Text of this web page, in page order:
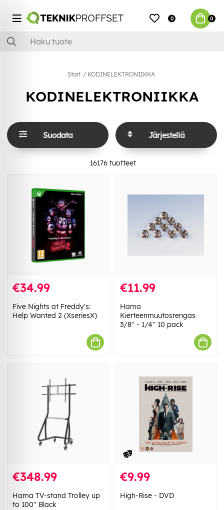
0 0
Start KODINELEKTRONIIKKA
KODINELEKTRONIIKKA
Suodata Järjestellä
16176 tuotteet
€34.99
Five Nights at Freddy's:
Help Wanted 2 (XseriesX)
€11.99
Hama
Kierteenmuutosrengas
3/8" - 1/4" 10 pack
€348.99
Hama TV-stand Trolley up
to 100" Black
€9.99
High-Rise - DVD